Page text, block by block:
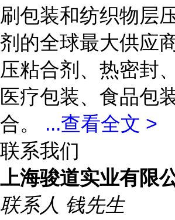
刷包装和纺织物层
剂的全球最大供应
压粘合剂、热密封
医疗包装、食品包
合。 ...查看全文 >
联系我们
上海骏道实业有限
联系人 钱先生